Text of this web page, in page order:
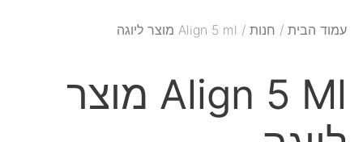
עמוד הבית / חנות / Align 5 ml מוצר ליוגה
Align 5 Ml מוצר